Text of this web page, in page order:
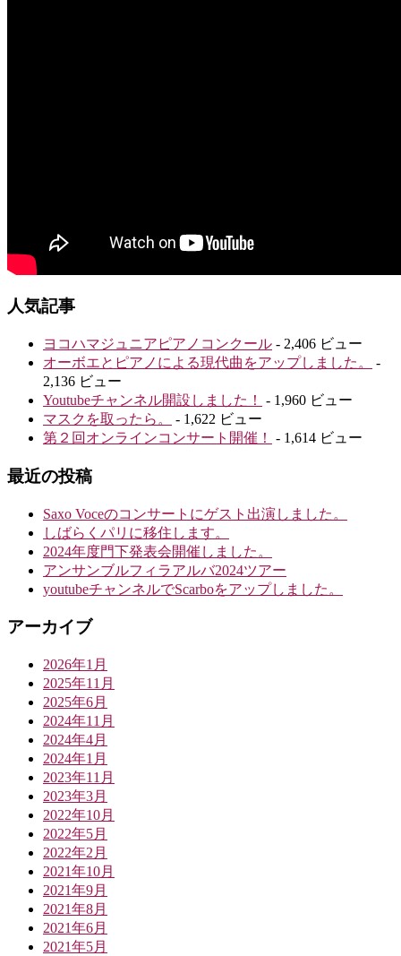
人気記事
ヨコハマジュニアピアノコンクール - 2,406 ビュー
オーボエとピアノによる現代曲をアップしました。
-
2,136 ビュー
Youtubeチャンネル開設しました！
- 1,960 ビュー
マスクを取ったら。
- 1,622 ビュー
第２回オンラインコンサート開催！
- 1,614 ビュー
最近の投稿
Saxo Voceのコンサートにゲスト出演しました。
しばらくパリに移住します。
2024年度門下発表会開催しました。
アンサンブルフィラアルバ2024ツアー
youtubeチャンネルでScarboをアップしました。
アーカイブ
2026年1月
2025年11月
2025年6月
2024年11月
2024年4月
2024年1月
2023年11月
2023年3月
2022年10月
2022年5月
2022年2月
2021年10月
2021年9月
2021年8月
2021年6月
2021年5月